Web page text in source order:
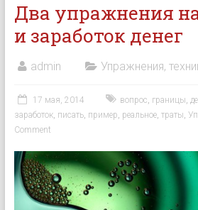
Два упражнения
и заработок денег
admin Упражнения,
17 мая, 2014 вопрос, границы,
заработок, писать, пример, реальное, траты,
Comment